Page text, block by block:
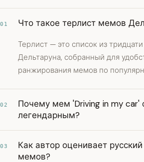
01 Что такое терлист мемов
Терлист — это список из
Дельтаруна, собранный для
ранжирования мемов по
02
Почему мем 'Driving in my car'
легендарным?
03
Как автор оценивает
мемов?